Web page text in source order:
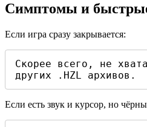
Симптомы и
Если игра сразу закрывается:
Скорее всего, не
других .HZL архивов.
Если есть звук и курсор, но